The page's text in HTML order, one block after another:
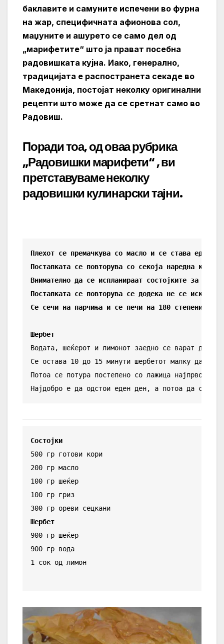
баклавите и самуните испечени во фурна
на жар, специфичната афионова сол,
маџуните и ашурето се само дел од
„марифетите“ што ја прават посебна
радовишката кујна. Иако, генерално,
традицијата е распостранета секаде во
Македонија, постојат неколку оригинални
рецепти што може да се сретнат само во
Радовиш.
Поради тоа, од оваа рубрика
„Радовишки марифети“ , ви
претставуваме неколку
радовишки кулинарски тајни.
Плехот се премачкува со масло и се става една
Постапката се повторува со секоја наредна
Внимателно да се испланираат состојките за да
Постапката се повторува се додека не се
Шербет
Водата, шеќерот и лимонот заедно се варат да
Се остава 10 до 15 минути шербетот малку да
Потоа се потура постепено со лажица најпрво во
Најдобро е да одстои еден ден, а потоа да се
Состојки
500 гр готови кори
200 гр масло
100 гр шеќер
100 гр гриз
Шербет
900 гр шеќер
900 гр вода
1 сок од лимон